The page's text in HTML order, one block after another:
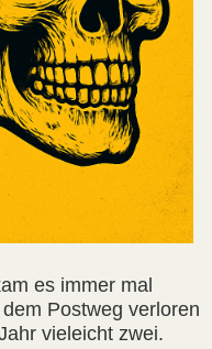
es immer mal
Postweg verloren
vieleicht zwei.